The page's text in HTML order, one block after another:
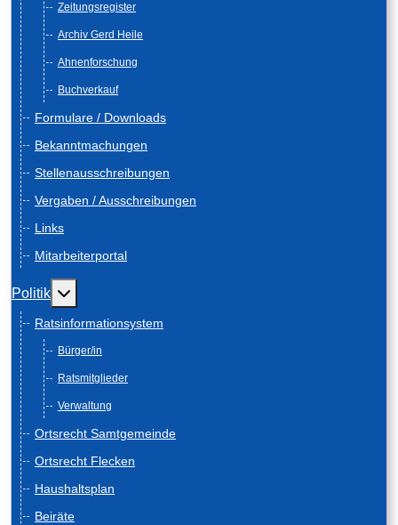
Zeitungsregister
Archiv Gerd Heile
Ahnenforschung
Buchverkauf
Formulare / Downloads
Bekanntmachungen
Stellenausschreibungen
Vergaben / Ausschreibungen
Links
Mitarbeiterportal
Politik Weitere Informationen: Politik
Ratsinformationsystem
Bürger/in
Ratsmitglieder
Verwaltung
Ortsrecht Samtgemeinde
Ortsrecht Flecken
Haushaltsplan
Beiräte